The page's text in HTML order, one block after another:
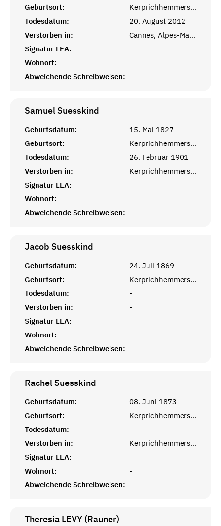
Geburtsort:
Kerprichhemmersdorf, Saarlouis
Todesdatum:
20. August 2012
Verstorben in:
Cannes, Alpes-Maritimes
Signatur LEA:
Wohnort:
-
Abweichende Schreibweisen: -
Samuel Suesskind
Geburtsdatum:
15. Mai 1827
Geburtsort:
Kerprichhemmersdorf, Saarlouis
Todesdatum:
26. Februar 1901
Verstorben in:
Kerprichhemmersdorf, Saarlouis
Signatur LEA:
Wohnort:
-
Abweichende Schreibweisen: -
Jacob Suesskind
Geburtsdatum:
24. Juli 1869
Geburtsort:
Kerprichhemmersdorf, Saarlouis
Todesdatum:
-
Verstorben in:
-
Signatur LEA:
Wohnort:
-
Abweichende Schreibweisen: -
Rachel Suesskind
Geburtsdatum:
08. Juni 1873
Geburtsort:
Kerprichhemmersdorf, Saarlouis
Todesdatum:
-
Verstorben in:
Kerprichhemmersdorf, Saarlouis
Signatur LEA:
Wohnort:
-
Abweichende Schreibweisen: -
Theresia LEVY (Rauner)